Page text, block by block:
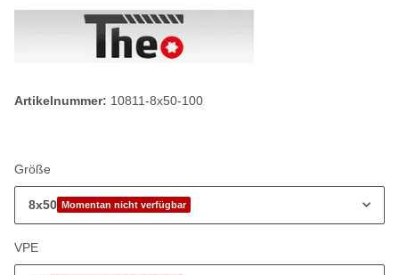
Artikelnummer: 10811-8x50-100
Größe
8x50 Momentan nicht verfügbar
VPE